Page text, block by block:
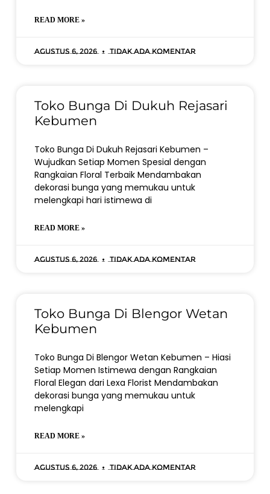
READ MORE »
Agustus 6, 2026 Tidak ada komentar
Toko Bunga Di Dukuh Rejasari
Kebumen
Toko Bunga Di Dukuh Rejasari Kebumen –
Wujudkan Setiap Momen Spesial dengan
Rangkaian Floral Terbaik Mendambakan
dekorasi bunga yang memukau untuk
melengkapi hari istimewa di
READ MORE »
Agustus 6, 2026 Tidak ada komentar
Toko Bunga Di Blengor Wetan
Kebumen
Toko Bunga Di Blengor Wetan Kebumen – Hiasi
Setiap Momen Istimewa dengan Rangkaian
Floral Elegan dari Lexa Florist Mendambakan
dekorasi bunga yang memukau untuk
melengkapi
READ MORE »
Agustus 6, 2026 Tidak ada komentar